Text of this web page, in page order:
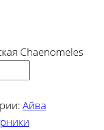
Chaenomeles
Айва